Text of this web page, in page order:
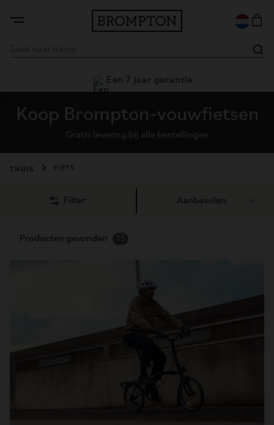
28 dagen garantie
Koop Brompton-vouwfietsen
Gratis levering bij alle bestellingen
THUIS FIETS
Filter
Producten gevonden 15